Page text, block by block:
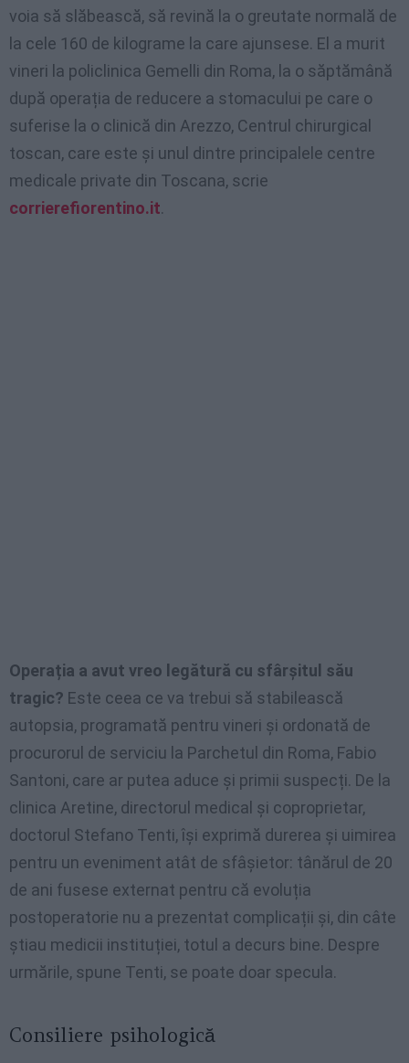
voia să slăbească, să revină la o greutate normală de
la cele 160 de kilograme la care ajunsese. El a murit
vineri la policlinica Gemelli din Roma, la o săptămână
după operația de reducere a stomacului pe care o
suferise la o clinică din Arezzo, Centrul chirurgical
toscan, care este și unul dintre principalele centre
medicale private din Toscana, scrie
corrierefiorentino.it.
Operația a avut vreo legătură cu sfârșitul său
tragic? Este ceea ce va trebui să stabilească
autopsia, programată pentru vineri și ordonată de
procurorul de serviciu la Parchetul din Roma, Fabio
Santoni, care ar putea aduce și primii suspecți. De la
clinica Aretine, directorul medical și coproprietar,
doctorul Stefano Tenti, își exprimă durerea și uimirea
pentru un eveniment atât de sfâșietor: tânărul de 20
de ani fusese externat pentru că evoluția
postoperatorie nu a prezentat complicații și, din câte
știau medicii instituției, totul a decurs bine. Despre
urmările, spune Tenti, se poate doar specula.
Consiliere psihologică